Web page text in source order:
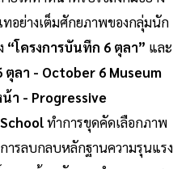
อย่างเต็มศักยภาพของกลุ่มนัก
“โครงการบันทึก 6 ตุลา” และ
ลา - October 6 Museum
า - Progressive
ทำการขุดคัดเลือกภาพ
ารลบกลบหลักฐานความรุนแรง